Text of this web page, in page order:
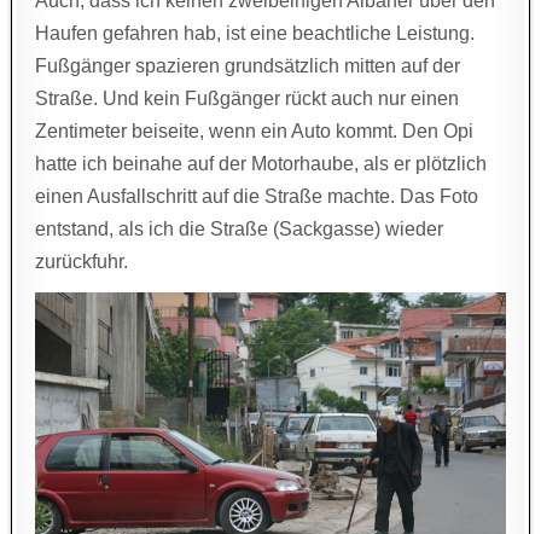
Haufen gefahren hab, ist eine beachtliche Leistung.
Fußgänger spazieren grundsätzlich mitten auf der
Straße. Und kein Fußgänger rückt auch nur einen
Zentimeter beiseite, wenn ein Auto kommt. Den Opi
hatte ich beinahe auf der Motorhaube, als er plötzlich
einen Ausfallschritt auf die Straße machte. Das Foto
entstand, als ich die Straße (Sackgasse) wieder
zurückfuhr.